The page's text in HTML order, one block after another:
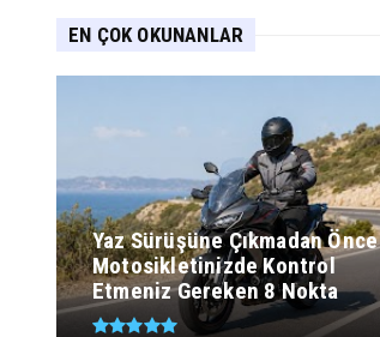
EN ÇOK OKUNANLAR
Yaz Sürüşüne Çıkmadan Önce
Motosikletinizde Kontrol
Etmeniz Gereken 8 Nokta